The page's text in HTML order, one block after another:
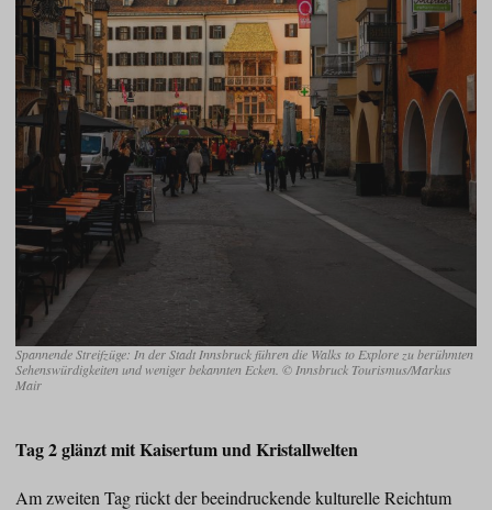
Spannende Streifzüge: In der Stadt Innsbruck führen die Walks to Explore zu berühmten
Sehenswürdigkeiten und weniger bekannten Ecken. © Innsbruck Tourismus/Markus
Mair
Tag 2 glänzt mit Kaisertum und Kristallwelten
Am zweiten Tag rückt der beeindruckende kulturelle Reichtum